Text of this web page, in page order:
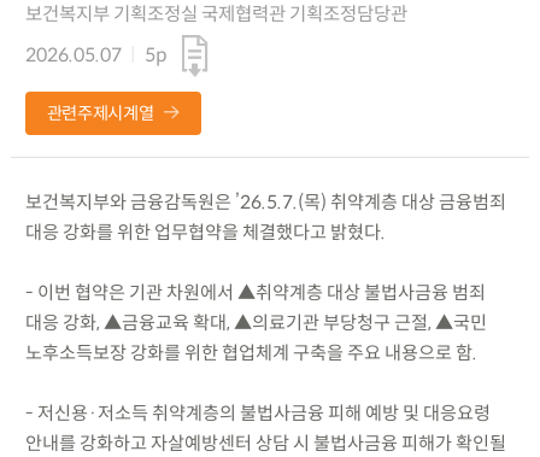
보건복지부 기획조정실 국제협력관 기획조정담당관
2026.05.07
5p
관련주제시계열
보건복지부와 금융감독원은 ’26.5.7.(목) 취약계층 대상 금융범죄
대응 강화를 위한 업무협약을 체결했다고 밝혔다.
- 이번 협약은 기관 차원에서 ▲취약계층 대상 불법사금융 범죄
대응 강화, ▲금융교육 확대, ▲의료기관 부당청구 근절, ▲국민
노후소득보장 강화를 위한 협업체계 구축을 주요 내용으로 함.
- 저신용·저소득 취약계층의 불법사금융 피해 예방 및 대응요령
안내를 강화하고 자살예방센터 상담 시 불법사금융 피해가 확인될